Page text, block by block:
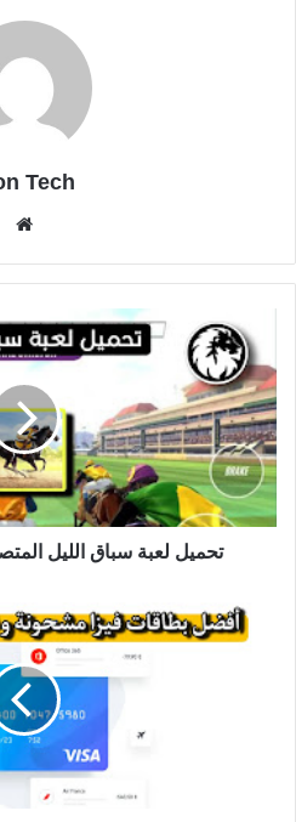
Tech
تحميل لعبة سباق الليل المتصل